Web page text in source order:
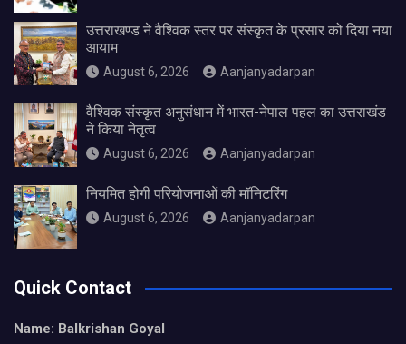
उत्तराखण्ड ने वैश्विक स्तर पर संस्कृत के प्रसार को दिया नया
आयाम
August 6, 2026 Aanjanyadarpan
वैश्विक संस्कृत अनुसंधान में भारत-नेपाल पहल का उत्तराखंड
ने किया नेतृत्व
August 6, 2026 Aanjanyadarpan
नियमित होगी परियोजनाओं की मॉनिटरिंग
August 6, 2026 Aanjanyadarpan
Quick Contact
Name: Balkrishan Goyal